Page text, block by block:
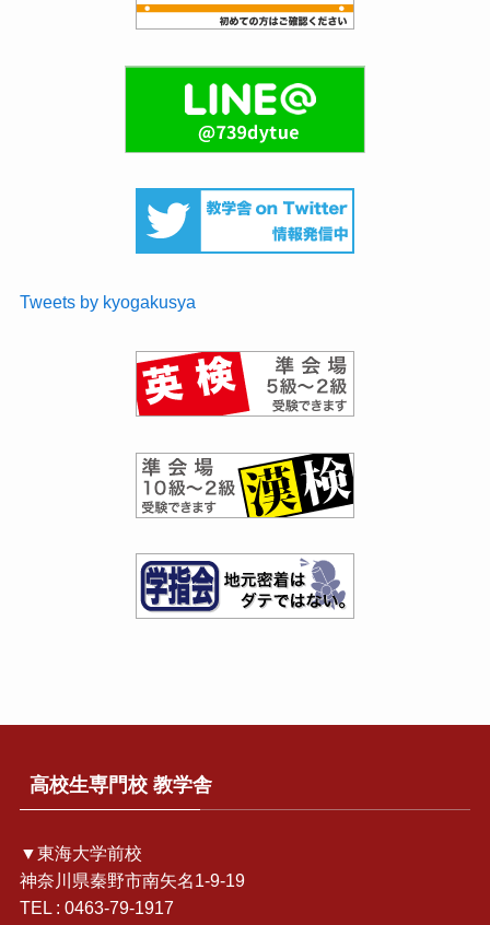
Tweets by kyogakusya
高校生専門校 教学舎
▼東海大学前校
神奈川県秦野市南矢名1-9-19
TEL : 0463-79-1917